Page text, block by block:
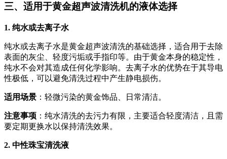
三、适用于黄金超声波清洗机的液体选择
1. 纯水或去离子水
纯水或去离子水是黄金超声波清洗的基础选择，适合用于去除
表面的灰尘、轻度污垢或手指印等。由于黄金本身的稳定性，
纯水不会对其造成任何化学影响。去离子水的优势在于其导电
性极低，可以避免清洗过程中产生静电损伤。
适用场景 ：轻微污染的黄金饰品、日常清洁。
注意事项 ：纯水清洗的去污力有限，主要适合轻度清洁，且需
要定期更换水以保持清洗效果。
2. 中性珠宝清洗液